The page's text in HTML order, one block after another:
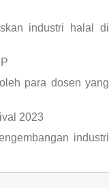
industri halal di
para dosen yang
2023
industri